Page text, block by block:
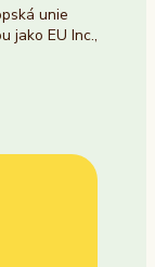
unie
jako EU Inc.,